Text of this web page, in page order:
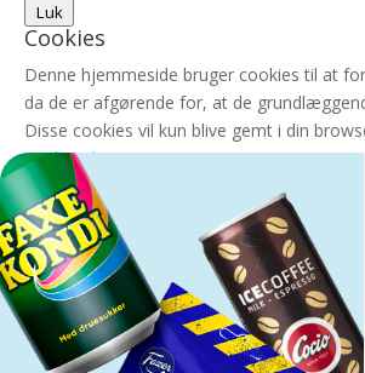
Luk
Cookies
Denne hjemmeside bruger cookies til at
da de er afgørende for, at de
Disse cookies vil kun blive gemt i din
Nødvendigt
Nødvendigt
Altid aktiveret
Nødvendige cookies er absolut
hjemmesiden. Disse cookies gemmer ikke
GEM & ACCEPTÈR
Translate »